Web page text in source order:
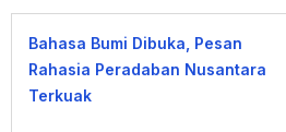
Bahasa Bumi Dibuka, Pesan
Rahasia Peradaban Nusantara
Terkuak